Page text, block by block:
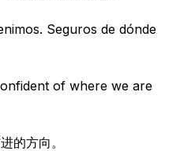
Seguros de dónde
of where we are
的方向。